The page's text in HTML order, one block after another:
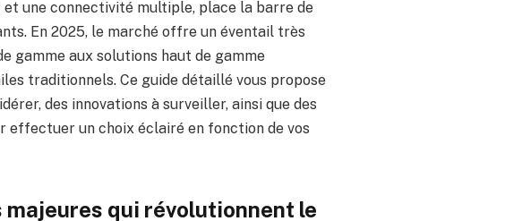
et une connectivité multiple, place la barre de
En 2025, le marché offre un éventail très
gamme aux solutions haut de gamme
traditionnels. Ce guide détaillé vous propose
des innovations à surveiller, ainsi que des
effectuer un choix éclairé en fonction de vos
qui révolutionnent le